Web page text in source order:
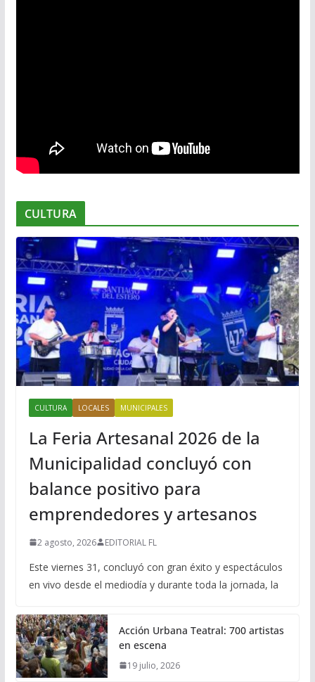
CULTURA
CULTURA LOCALES MUNICIPALES
La Feria Artesanal 2026 de la
Municipalidad concluyó con
balance positivo para
emprendedores y artesanos
2 agosto, 2026 EDITORIAL FL
Este viernes 31, concluyó con gran éxito y espectáculos
en vivo desde el mediodía y durante toda la jornada, la
Acción Urbana Teatral: 700 artistas
en escena
19 julio, 2026